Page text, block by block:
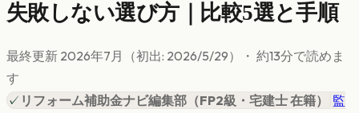
失敗しない選び方｜比較5選と手順
最終更新 2026年7月 （初出: 2026/5/29） ・ 約13分で読めま
す
✓ リフォーム補助金ナビ編集部 （FP2級・宅建士 在籍）
監